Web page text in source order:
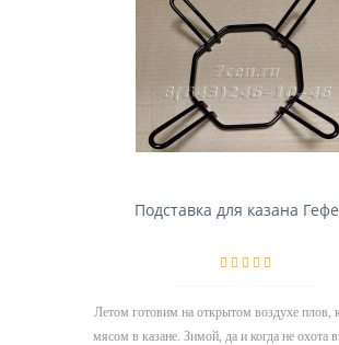
Подставка для казана
Летом готовим на открытом воздухе плов,
мясом в казане. Зимой, да и когда не охота